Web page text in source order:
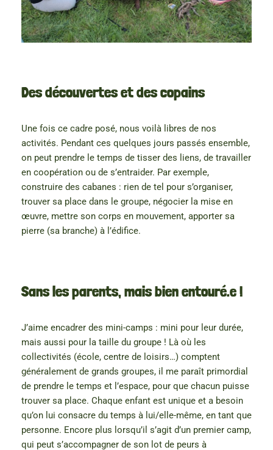
Des découvertes et des copains
Une fois ce cadre posé, nous voilà libres de nos
activités. Pendant ces quelques jours passés ensemble,
on peut prendre le temps de tisser des liens, de travailler
en coopération ou de s’entraider. Par exemple,
construire des cabanes : rien de tel pour s’organiser,
trouver sa place dans le groupe, négocier la mise en
œuvre, mettre son corps en mouvement, apporter sa
pierre (sa branche) à l’édifice.
Sans les parents, mais bien entouré.e !
J’aime encadrer des mini-camps : mini pour leur durée,
mais aussi pour la taille du groupe ! Là où les
collectivités (école, centre de loisirs…) comptent
généralement de grands groupes, il me paraît primordial
de prendre le temps et l’espace, pour que chacun puisse
trouver sa place. Chaque enfant est unique et a besoin
qu’on lui consacre du temps à lui/elle-même, en tant que
personne. Encore plus lorsqu’il s’agit d’un premier camp,
qui peut s’accompagner de son lot de peurs à